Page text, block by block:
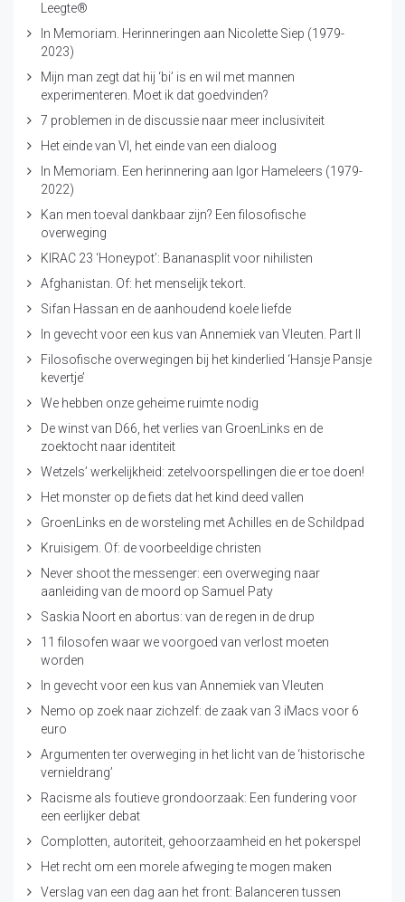
Leegte®
In Memoriam. Herinneringen aan Nicolette Siep (1979-
2023)
Mijn man zegt dat hij ‘bi’ is en wil met mannen
experimenteren. Moet ik dat goedvinden?
7 problemen in de discussie naar meer inclusiviteit
Het einde van VI, het einde van een dialoog
In Memoriam. Een herinnering aan Igor Hameleers (1979-
2022)
Kan men toeval dankbaar zijn? Een filosofische
overweging
KIRAC 23 ‘Honeypot’: Bananasplit voor nihilisten
Afghanistan. Of: het menselijk tekort.
Sifan Hassan en de aanhoudend koele liefde
In gevecht voor een kus van Annemiek van Vleuten. Part II
Filosofische overwegingen bij het kinderlied ‘Hansje Pansje
kevertje’
We hebben onze geheime ruimte nodig
De winst van D66, het verlies van GroenLinks en de
zoektocht naar identiteit
Wetzels’ werkelijkheid: zetelvoorspellingen die er toe doen!
Het monster op de fiets dat het kind deed vallen
GroenLinks en de worsteling met Achilles en de Schildpad
Kruisigem. Of: de voorbeeldige christen
Never shoot the messenger: een overweging naar
aanleiding van de moord op Samuel Paty
Saskia Noort en abortus: van de regen in de drup
11 filosofen waar we voorgoed van verlost moeten
worden
In gevecht voor een kus van Annemiek van Vleuten
Nemo op zoek naar zichzelf: de zaak van 3 iMacs voor 6
euro
Argumenten ter overweging in het licht van de ‘historische
vernieldrang’
Racisme als foutieve grondoorzaak: Een fundering voor
een eerlijker debat
Complotten, autoriteit, gehoorzaamheid en het pokerspel
Het recht om een morele afweging te mogen maken
Verslag van een dag aan het front: Balanceren tussen